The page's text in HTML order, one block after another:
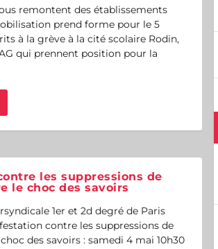
remontent des établissements
prend forme pour le 5
à la grève à la cité scolaire Rodin,
qui prennent position pour la
les suppressions de
le choc des savoirs
1er et 2d degré de Paris
contre les suppressions de
des savoirs : samedi 4 mai 10h30